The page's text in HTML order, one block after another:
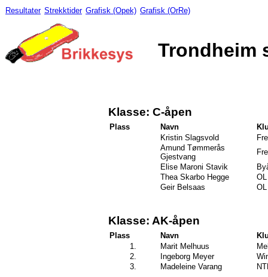
Resultater Strekktider Grafisk (Opek) Grafisk (OrRe)
Trondheim
Klasse: C-åpen
Plass Navn
Kristin Slagsvold
Amund Tømmerås
Gjestvang
Elise Maroni Stavik
Thea Skarbo Hegge
Geir Belsaas
Klasse: AK-åpen
Plass Navn
1.
Marit Melhuus
2.
Ingeborg Meyer
3.
Madeleine Varang